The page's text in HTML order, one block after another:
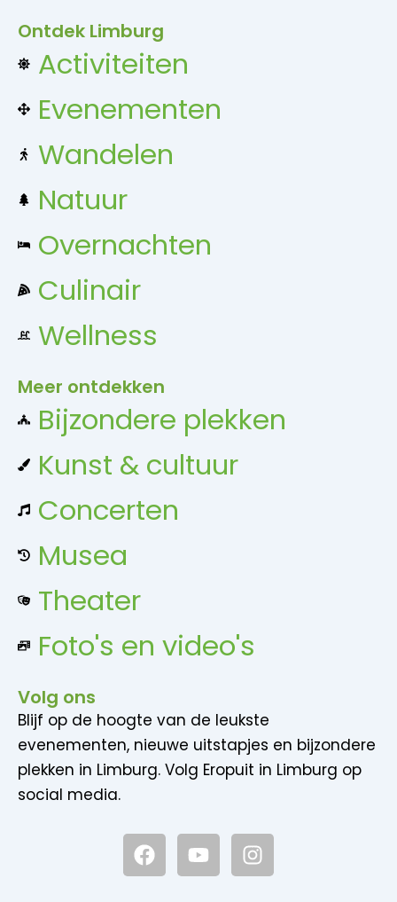
Ontdek Limburg
Activiteiten
Evenementen
Wandelen
Natuur
Overnachten
Culinair
Wellness
Meer ontdekken
Bijzondere plekken
Kunst & cultuur
Concerten
Musea
Theater
Foto's en video's
Volg ons
Blijf op de hoogte van de leukste
evenementen, nieuwe uitstapjes en bijzondere
plekken in Limburg. Volg Eropuit in Limburg op
social media.
F
a
c
Y
o
u
I
n
s